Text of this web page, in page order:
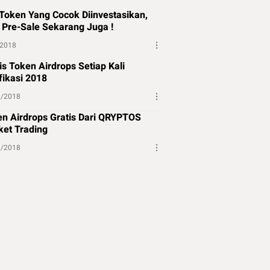
Yang Cocok Diinvestasikan,
Sale Sekarang Juga !
Token Airdrops Setiap Kali
2018
2018
Airdrops Gratis Dari QRYPTOS
Trading
2018